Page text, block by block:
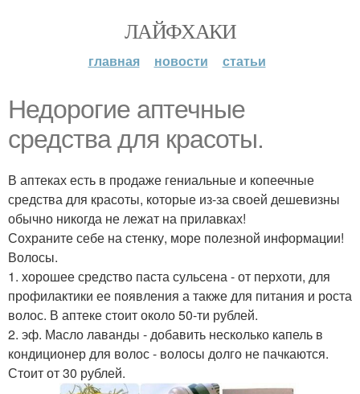
ЛАЙФХАКИ
главная новости статьи
Недорогие аптечные
средства для красоты.
В аптеках есть в продаже гениальные и копеечные
средства для красоты, которые из-за своей дешевизны
обычно никогда не лежат на прилавках!
Сохраните себе на стенку, море полезной информации!
Волосы.
1. хорошее средство паста сульсена - от перхоти, для
профилактики ее появления а также для питания и роста
волос. В аптеке стоит около 50-ти рублей.
2. эф. Масло лаванды - добавить несколько капель в
кондиционер для волос - волосы долго не пачкаются.
Стоит от 30 рублей.